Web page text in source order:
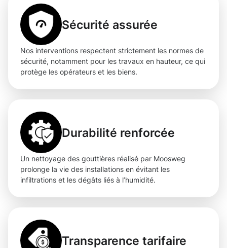
Sécurité assurée
Nos interventions respectent strictement les normes de
sécurité, notamment pour les travaux en hauteur, ce qui
protège les opérateurs et les biens.
Durabilité renforcée
Un nettoyage des gouttières réalisé par Moosweg
prolonge la vie des installations en évitant les
infiltrations et les dégâts liés à l’humidité.
Transparence tarifaire